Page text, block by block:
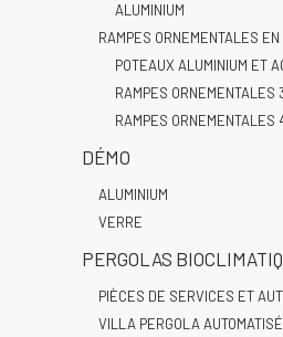
ALUMINIUM
RAMPES ORNEMENTALES EN
POTEAUX ALUMINIUM ET
RAMPES ORNEMENTALES
RAMPES ORNEMENTALES
DÉMO
ALUMINIUM
VERRE
PERGOLAS
PIÈCES DE SERVICES ET
VILLA PERGOLA